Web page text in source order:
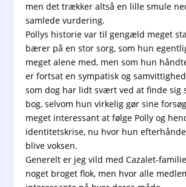
men det trækker altså en lille smule
samlede vurdering.
Pollys historie var til gengæld meget
bærer på en stor sorg, som hun
meget alene med, men som hun
er fortsat en sympatisk og
som dog har lidt svært ved at finde sig
bog, selvom hun virkelig gør sine
meget interessant at følge Polly og
identitetskrise, nu hvor hun
blive voksen.
Generelt er jeg vild med Cazalet-
noget broget flok, men hvor alle